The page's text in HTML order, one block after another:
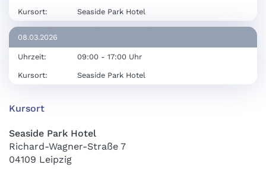
Kursort: Seaside Park Hotel
08.03.2026
Uhrzeit: 09:00 - 17:00 Uhr
Kursort: Seaside Park Hotel
Kursort
Seaside Park Hotel
Richard-Wagner-Straße 7
04109 Leipzig